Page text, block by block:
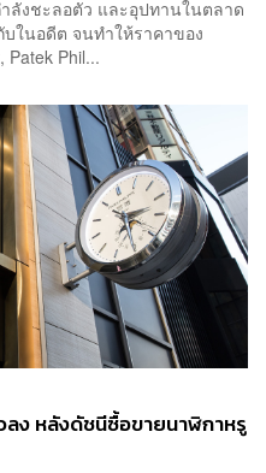
ำลังชะลอตัว และอุปทานในตลาด
บในอดีต จนทำให้ราคาของ
Phil...
ลง หลังดัชนีซื้อขายนาฬิกาหรู